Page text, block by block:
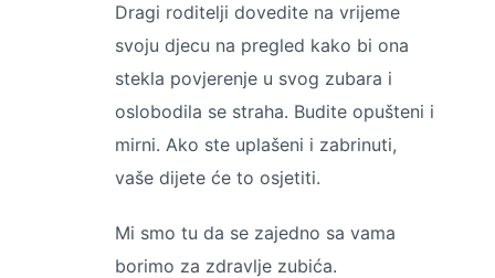
Dragi roditelji dovedite na vrijeme
svoju djecu na pregled kako bi ona
stekla povjerenje u svog zubara i
oslobodila se straha. Budite opušteni i
mirni. Ako ste uplašeni i zabrinuti,
vaše dijete će to osjetiti.
Mi smo tu da se zajedno sa vama
borimo za zdravlje zubića.